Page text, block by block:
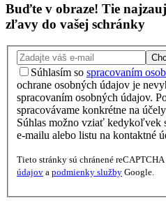
Buďte v obraze! Tie
zľavy do vašej schránky
Súhlasím so spracovaním
ochrane osobných údajov je
spracovaním osobných údajov.
spracovávame konkrétne na
Súhlas možno vziať kedykoľvek
e-mailu alebo listu na kontaktné
Tieto stránky sú chránené
údajov a podmienky služby Google.